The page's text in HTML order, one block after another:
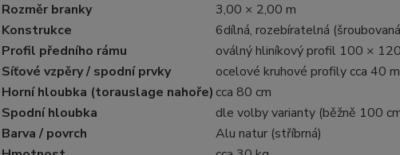
Rozměr branky
3,00 × 2,00 m
Konstrukce
6dílná, rozebíratelná
Profil předního rámu
oválný hliníkový profil 100 ×
Síťové vzpěry / spodní prvky
ocelové kruhové profily cca 40
Horní hloubka (torauslage nahoře) cca 80 cm
Spodní hloubka
dle volby varianty (běžně 100
Barva / povrch
Alu natur (stříbrná)